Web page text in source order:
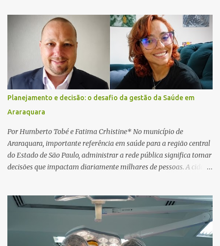
suspeito alegou que seria necessário atualizar o cadastro da conta
e passou a orientar a vítima sobre os procedimentos que deveriam
ser realizados. Dias depois, o golpista enviou um documento em
PDF simulando uma comunicação oficial da instituição financeira.
Na sequência, entrou em contato por telefone e encaminhou um
link, orientando a vítima a acessá-lo pelo computador para
concluir a suposta atualização cadastral. Após realizar o
procedimento, a conta bancária ficou bloqueada por algumas
horas. Sem conseguir acessar o sistema, a vítima tentou
novamente contato com o suposto gerente, mas não obteve
resposta. Na segunda-fe...
Planejamento e decisão: o desafio da gestão da Saúde em
Araraquara
Por Humberto Tobé e Fatima Crhistine* No município de
Araraquara, importante referência em saúde para a região central
do Estado de São Paulo, administrar a rede pública significa tomar
decisões que impactam diariamente milhares de pessoas. A cidade
município, mas também de diversas cidades do entorno,
ampliando significativamente a responsabilidade da gestão sobre
o Sistema Único de Saúde (SUS). Nos últimos anos, o Governo
Federal tem ampliado investimentos destinados ao fortalecimento